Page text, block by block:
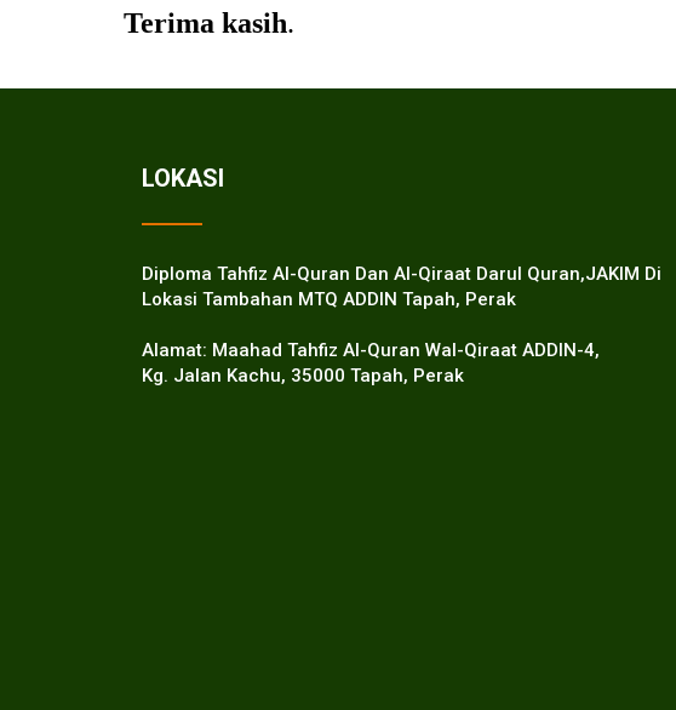
Terima kasih.
LOKASI
Diploma Tahfiz Al-Quran Dan Al-Qiraat Darul Quran,JAKIM Di
Lokasi Tambahan MTQ ADDIN Tapah, Perak
Alamat: Maahad Tahfiz Al-Quran Wal-Qiraat ADDIN-4,
Kg. Jalan Kachu, 35000 Tapah, Perak